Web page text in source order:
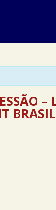
BRASIL